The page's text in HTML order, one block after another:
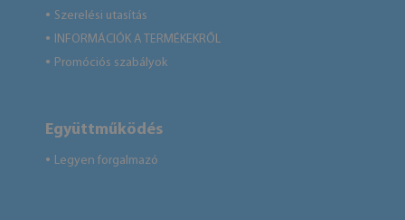
● Szerelési utasítás
● INFORMÁCIÓK A TERMÉKEKRŐL
● Promóciós szabályok
Együttműködés
● Legyen forgalmazó